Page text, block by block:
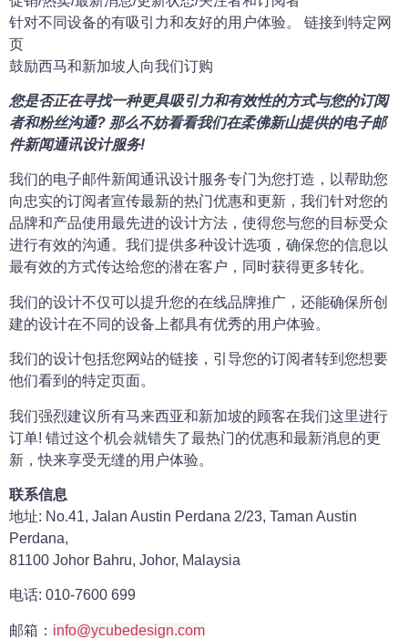
针对不同设备的有吸引力和友好的用户体验。 链接到特定网
页
鼓励西马和新加坡人向我们订购
您是否正在寻找一种更具吸引力和有效性的方式与您的订阅
者和粉丝沟通? 那么不妨看看我们在柔佛新山提供的电子邮
件新闻通讯设计服务!
我们的电子邮件新闻通讯设计服务专门为您打造，以帮助您
向忠实的订阅者宣传最新的热门优惠和更新，我们针对您的
品牌和产品使用最先进的设计方法，使得您与您的目标受众
进行有效的沟通。我们提供多种设计选项，确保您的信息以
最有效的方式传达给您的潜在客户，同时获得更多转化。
我们的设计不仅可以提升您的在线品牌推广，还能确保所创
建的设计在不同的设备上都具有优秀的用户体验。
我们的设计包括您网站的链接，引导您的订阅者转到您想要
他们看到的特定页面。
我们强烈建议所有马来西亚和新加坡的顾客在我们这里进行
订单! 错过这个机会就错失了最热门的优惠和最新消息的更
新，快来享受无缝的用户体验。
联系信息
地址: No.41, Jalan Austin Perdana 2/23, Taman Austin
Perdana,
81100 Johor Bahru, Johor, Malaysia
电话: 010-7600 699
邮箱： info@ycubedesign.com